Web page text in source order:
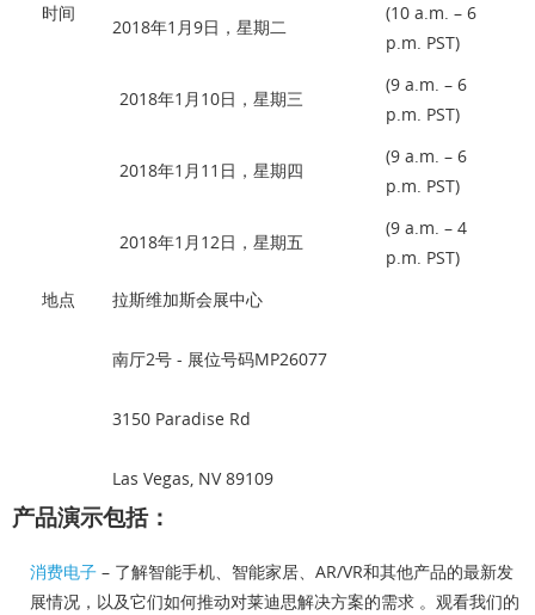
时间
2018年1月9日，星期二
(10 a.m. – 6
p.m. PST)
2018年1月10日，星期三
(9 a.m. – 6
p.m. PST)
2018年1月11日，星期四
(9 a.m. – 6
p.m. PST)
2018年1月12日，星期五
(9 a.m. – 4
p.m. PST)
地点
拉斯维加斯会展中心
南厅2号 - 展位号码MP26077
3150 Paradise Rd
Las Vegas, NV 89109
产品演示包括：
消费电子 – 了解智能手机、智能家居、AR/VR和其他产品的最新发
展情况，以及它们如何推动对莱迪思解决方案的需求 。观看我们的